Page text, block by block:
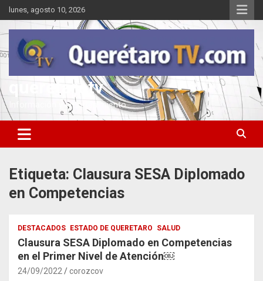
Saltar
al
contenido
lunes, agosto 10, 2026
queretarotv
Información y entretenimiento
Etiqueta: Clausura SESA Diplomado
en Competencias
DESTACADOS ESTADO DE QUERETARO SALUD
Clausura SESA Diplomado en Competencias
en el Primer Nivel de Atención￼
24/09/2022 corozcov